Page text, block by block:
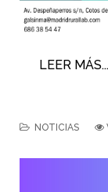
LEER MÁS...
NOTICIAS